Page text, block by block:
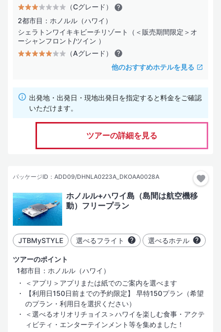
（Cグレード）
2都市目：ホノルル（ハワイ）
シェラトンワイキキビーチリゾート（＜販売期間限定＞オ
ーシャンフロント/ツイン ）
（Aグレード）
他のおすすめホテルを見る
出発地・出発日・現地出発日を指定すると料金をご確認
いただけます。
ツアーの詳細を見る
パッケージID：ADD09/DHNLA0223A_DKOAA0028A
ホノルル+ハワイ島（島間は航空機移
動）フリープラン
JTBMySTYLE 選べるフライト 選べるホテル
ツアーのポイント
1都市目：ホノルル（ハワイ）
＜アプリ＞アプリまたは紙でのご案内を選べます
【利用日150日前までの予約限定】 早特150プラン（希望
のプラン・利用日を選択ください）
＜選べるオリオリチョイス＞ハワイを楽しむ食事・アクテ
ィビティ・エンターテインメント等を集めました！